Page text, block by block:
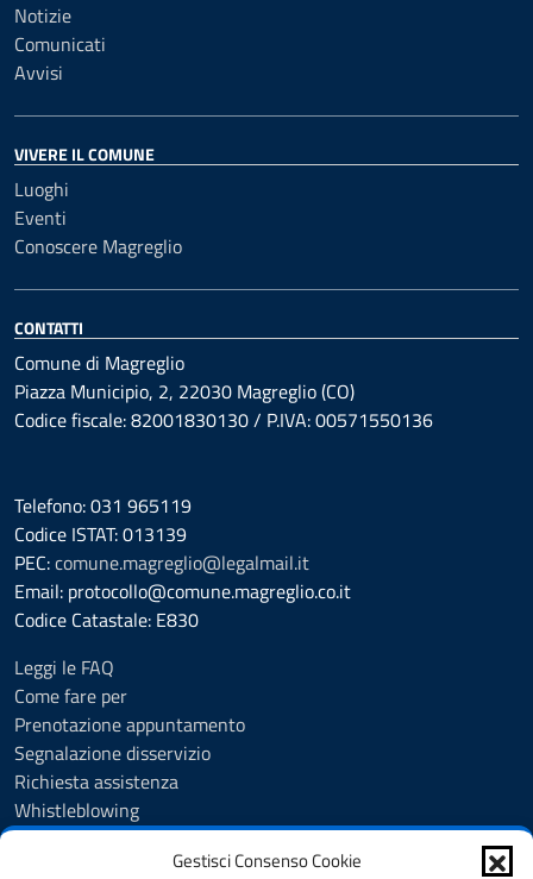
Gestisci Consenso Cookie
Notizie
Comunicati
Avvisi
VIVERE IL COMUNE
Luoghi
Eventi
Conoscere Magreglio
CONTATTI
Comune di Magreglio
Piazza Municipio, 2, 22030 Magreglio (CO)
Codice fiscale: 82001830130 / P.IVA: 00571550136
Telefono: 031 965119
Codice ISTAT: 013139
PEC:comune.magreglio@legalmail.it
Email: protocollo@comune.magreglio.co.it
Codice Catastale: E830
Leggi le FAQ
Come fare per
Prenotazione appuntamento
Segnalazione disservizio
Richiesta assistenza
Whistleblowing
Albo Pretorio
Amministrazione trasparente